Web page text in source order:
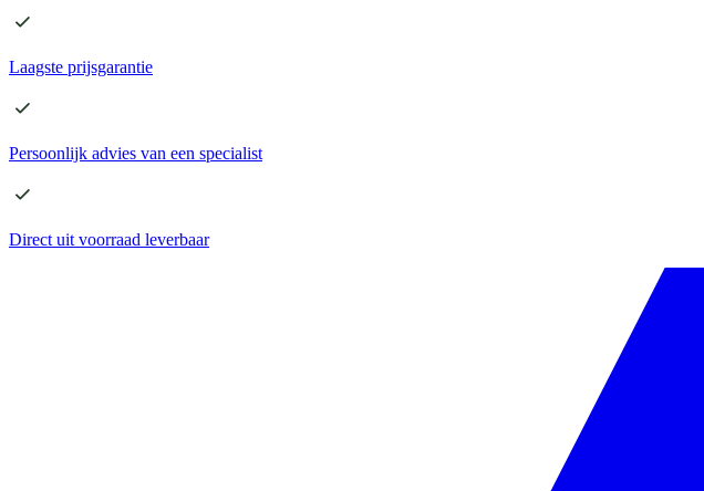
Laagste prijsgarantie
Persoonlijk advies van een specialist
Direct uit voorraad leverbaar